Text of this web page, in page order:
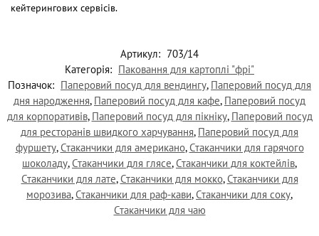
кейтерингових сервісів.
Артикул: 703/14
Категорія: Паковання для картоплі "фрі"
Позначок: Паперовий посуд для вендингу, Паперовий посуд для
дня народження, Паперовий посуд для кафе, Паперовий посуд
для корпоративів, Паперовий посуд для пікніку, Паперовий посуд
для ресторанів швидкого харчування, Паперовий посуд для
фуршету,Стаканчики для американо,Стаканчики для гарячого
шоколаду,Стаканчики для глясе,Стаканчики для коктейлів,
Стаканчики для лате,Стаканчики для мокко,Стаканчики для
морозива,Стаканчики для раф-кави,Стаканчики для соку,
Стаканчики для чаю